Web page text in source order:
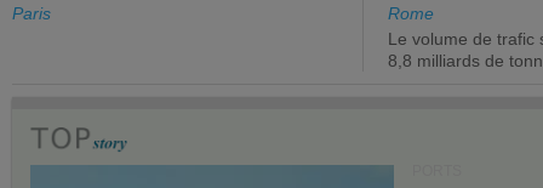
de l'État.
Paris
chiffre
Rome
Le volume de trafic
8,8 milliards de